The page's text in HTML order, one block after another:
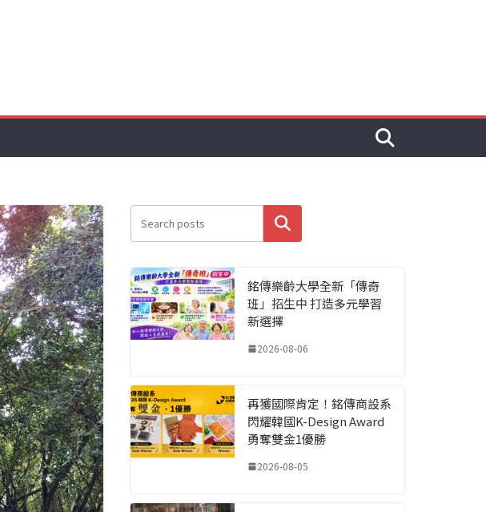
搜尋
銘傳樂齡大學全新「傳奇
班」招生中 打造多元學習
新選擇
2026-08-06
再獲國際肯定！銘傳商設系
閃耀韓國K-Design Award
勇奪雙金1優勝
2026-08-05